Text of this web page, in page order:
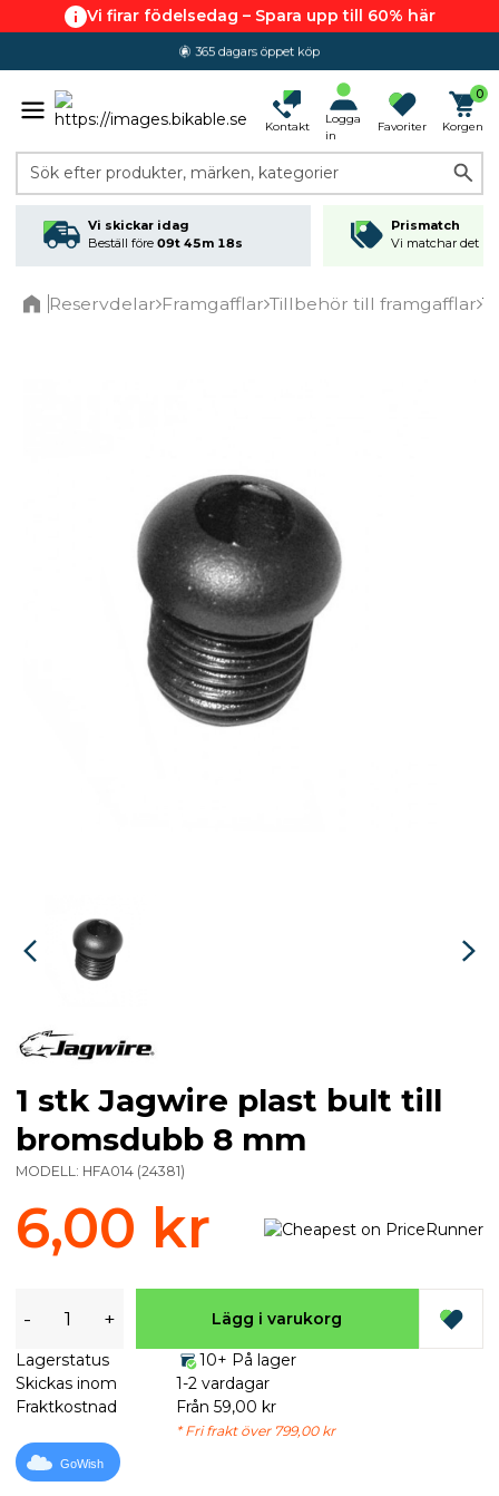
Vi firar födelsedag – Spara upp till 60% här
365 dagars öppet köp
Kontakt
Logga
in
Favoriter
0
Korgen
Sök efter produkter, märken, kategorier
Vi skickar idag
Beställ före 09t 45m 18s
Prismatch
Vi matchar det
Reservdelar Framgafflar Tillbehör till framgafflar 1
1 stk Jagwire plast bult till
bromsdubb 8 mm
MODELL: HFA014 (24381)
6,00 kr
- + Lägg i varukorg
Lagerstatus
10+ På lager
Skickas inom
1-2 vardagar
Fraktkostnad
Från 59,00 kr
* Fri frakt över 799,00 kr
GoWish